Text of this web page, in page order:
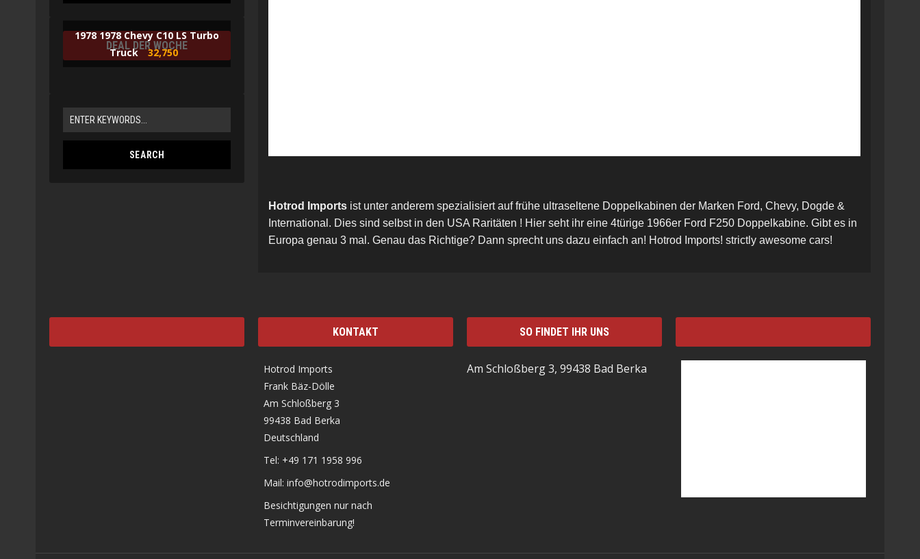
Hotrod Imports ist unter anderem spezialisiert auf frühe ultraseltene Doppelkabinen der Marken Ford, Chevy, Dogde &
International. Dies sind selbst in den USA Raritäten ! Hier seht ihr eine 4türige 1966er Ford F250 Doppelkabine. Gibt es in
Europa genau 3 mal. Genau das Richtige? Dann sprecht uns dazu einfach an! Hotrod Imports! strictly awesome cars!
DEAL DER WOCHE
1978 1978 Chevy C10 LS Turbo
Truck 32,750
KONTAKT
Hotrod Imports
Frank Bäz-Dölle
Am Schloßberg 3
99438 Bad Berka
Deutschland
Tel: +49 171 1958 996
Mail: info@hotrodimports.de
Besichtigungen nur nach
Terminvereinbarung!
SO FINDET IHR UNS
Am Schloßberg 3, 99438 Bad Berka